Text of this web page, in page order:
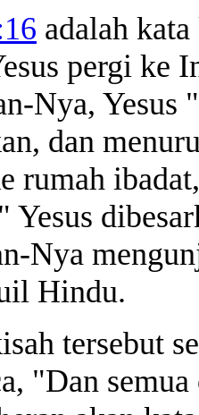
adalah
pergi ke
Nya, Yesus
dan
rumah
Yesus
Nya
Hindu.
tersebut
"Dan